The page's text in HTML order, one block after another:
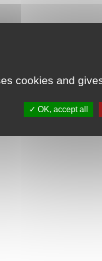
cookies and
OK, accept all